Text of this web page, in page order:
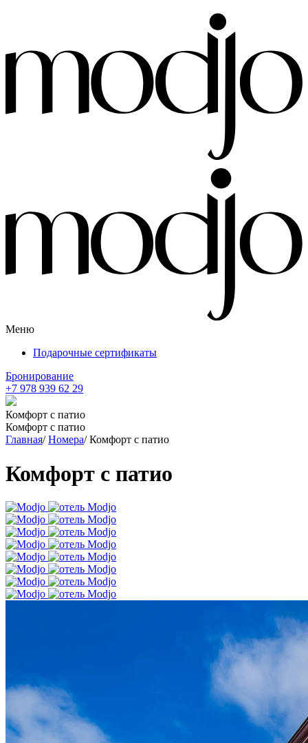
Меню
Подарочные сертификаты
Бронирование
+7 978 939 62 29
Комфорт с патио
Комфорт с патио
Главная/ Номера/ Комфорт с патио
Комфорт с патио